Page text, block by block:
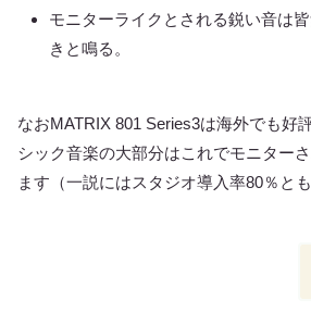
モニターライクとされる鋭い音は
きと鳴る。
なおMATRIX 801 Series3は海外でも好
シック音楽の大部分はこれでモニター
ます（一説にはスタジオ導入率80％とも